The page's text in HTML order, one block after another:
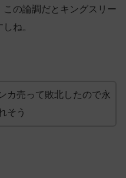
の論調だとキングスリー
ね。
カ売って敗北したので永
そう